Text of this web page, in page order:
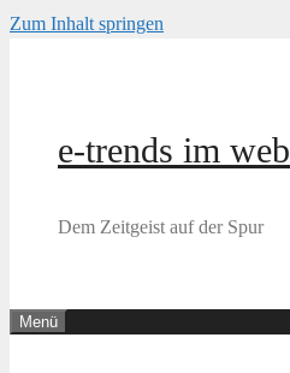
Zum Inhalt springen
e-trends im web
Dem Zeitgeist auf der Spur
Menü